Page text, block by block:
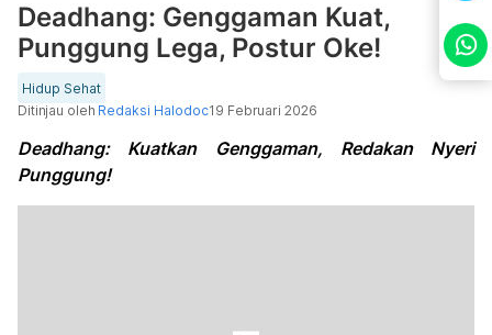
Deadhang: Genggaman Kuat,
Punggung Lega, Postur Oke!
Hidup Sehat
Ditinjau oleh Redaksi Halodoc19 Februari 2026
Deadhang: Kuatkan Genggaman, Redakan Nyeri
Punggung!